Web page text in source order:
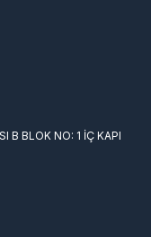
B BLOK NO: 1 İÇ KAPI